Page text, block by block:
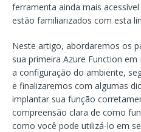
ferramenta ainda mais
estão familiarizados com esta
Neste artigo, abordaremos os
sua primeira Azure Function
a configuração do ambiente,
e finalizaremos com algumas
implantar sua função
compreensão clara de como
como você pode utilizá-lo em